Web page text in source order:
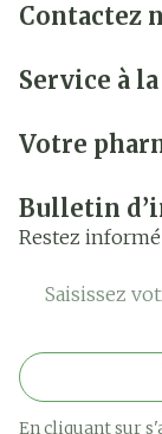
Contactez
Service à
Votre
Bulletin
Restez
Adresse mail
En cliquant sur